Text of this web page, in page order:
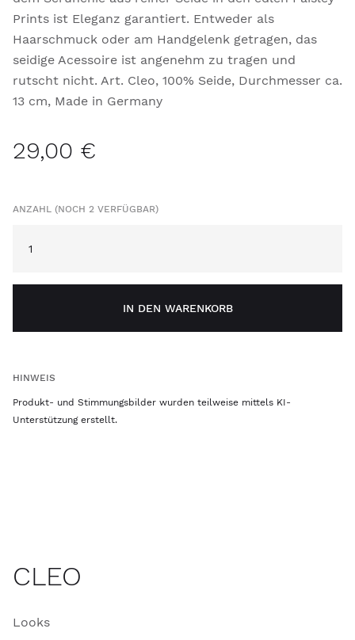
Prints ist Eleganz garantiert. Entweder als
Haarschmuck oder am Handgelenk getragen, das
seidige Acessoire ist angenehm zu tragen und
rutscht nicht. Art. Cleo, 100% Seide, Durchmesser ca.
13 cm, Made in Germany
29,00 €
ANZAHL (NOCH 2 VERFÜGBAR)
IN DEN WARENKORB
HINWEIS
Produkt- und Stimmungsbilder wurden teilweise mittels KI-
Unterstützung erstellt.
CLEO
Looks